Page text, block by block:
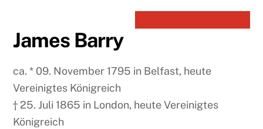
James Barry
ca. * 09. November 1795 in Belfast, heute
Vereinigtes Königreich
† 25. Juli 1865 in London, heute Vereinigtes
Königreich